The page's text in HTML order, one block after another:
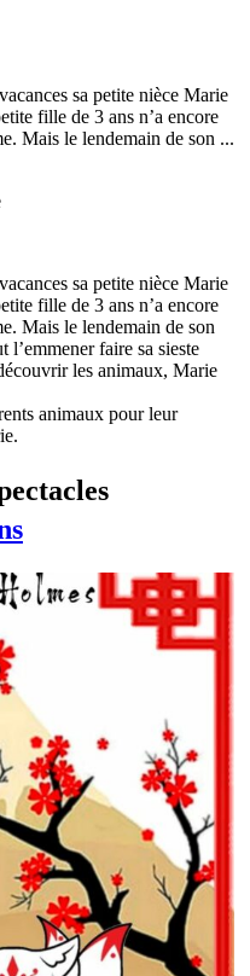
sa petite nièce Marie
fille de 3 ans n’a encore
Mais le lendemain de son ...
sa petite nièce Marie
fille de 3 ans n’a encore
Mais le lendemain de son
l’emmener faire sa sieste
les animaux, Marie
animaux pour leur